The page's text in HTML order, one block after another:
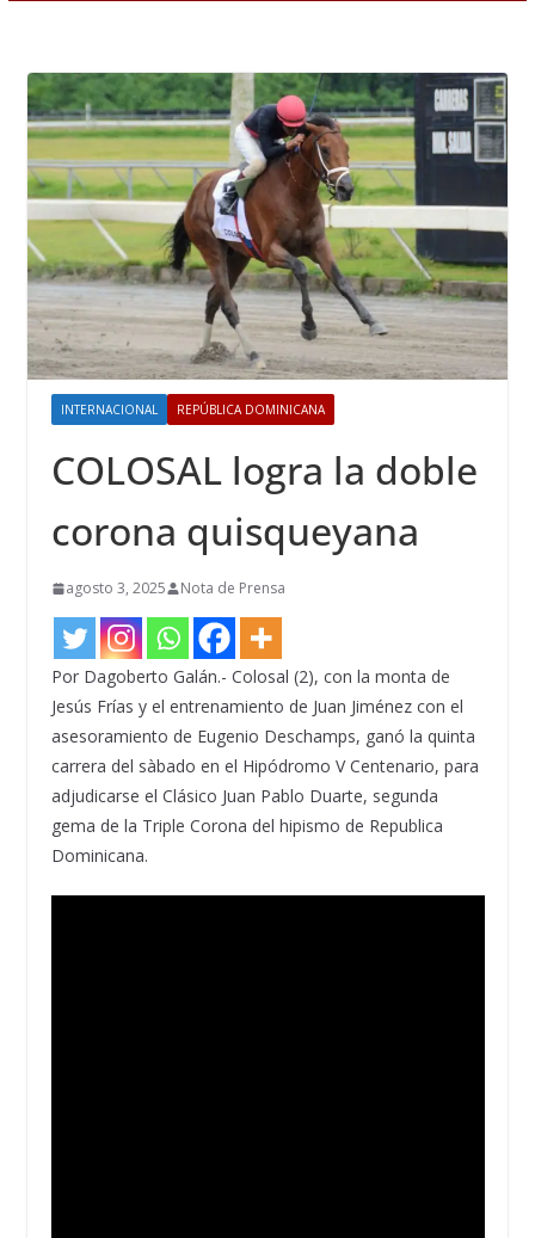
INTERNACIONAL REPÚBLICA DOMINICANA
COLOSAL logra la doble
corona quisqueyana
agosto 3, 2025 Nota de Prensa
Por Dagoberto Galán.- Colosal (2), con la monta de
Jesús Frías y el entrenamiento de Juan Jiménez con el
asesoramiento de Eugenio Deschamps, ganó la quinta
carrera del sàbado en el Hipódromo V Centenario, para
adjudicarse el Clásico Juan Pablo Duarte, segunda
gema de la Triple Corona del hipismo de Republica
Dominicana.